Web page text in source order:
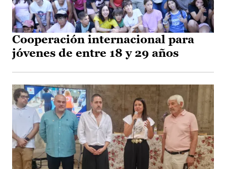
Cooperación internacional para
jóvenes de entre 18 y 29 años